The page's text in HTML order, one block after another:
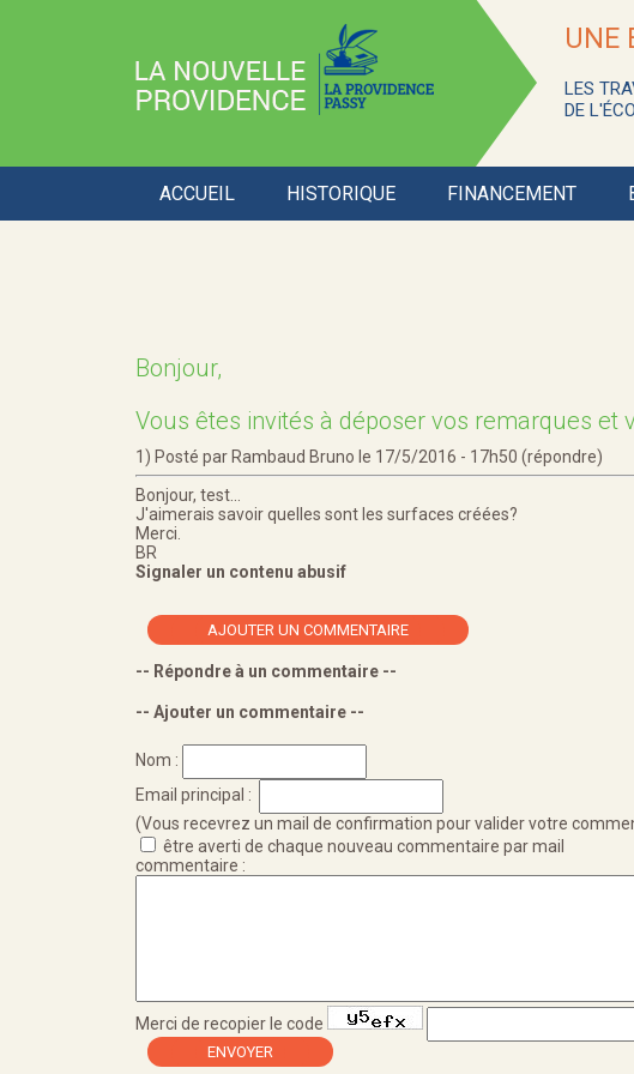
UNE
LES
DE
ACCUEIL HISTORIQUE FINANCEMENT
Bonjour,
Vous êtes invités à déposer vos remarques et
1) Posté par Rambaud Bruno le 17/5/2016 - 17h50 (répondre)
Bonjour, test...
J'aimerais savoir quelles sont les surfaces créées?
Merci.
BR
Signaler un contenu abusif
AJOUTER UN COMMENTAIRE
-- Répondre à un commentaire --
-- Ajouter un commentaire --
Nom :
Email principal :
(Vous recevrez un mail de confirmation pour valider votre
être averti de chaque nouveau commentaire par mail
commentaire :
Merci de recopier le code
ENVOYER